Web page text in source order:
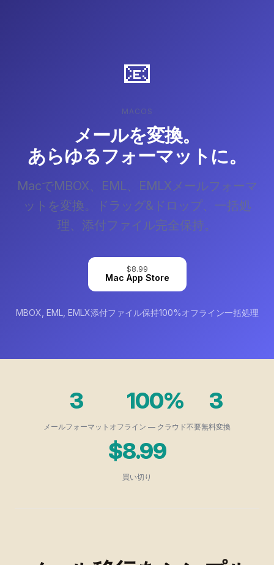
📧
MACOS
メールを変換。
あらゆるフォーマットに。
MacでMBOX、EML、EMLXメールフォーマ
ットを変換。ドラッグ&ドロップ、一括処
理、添付ファイル完全保持。
$8.99
Mac App Store
MBOX, EML, EMLX添付ファイル保持100%オフライン一括処理
3
メールフォーマット
100%
オフライン — クラウド不要
3
無料変換
$8.99
買い切り